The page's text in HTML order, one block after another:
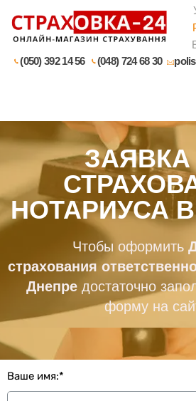
(050) 392 14 56 (048) 724 68 30
ЗАЯВКА
НОТАРИУСА
Чтобы оформить
страхования
Днепре достаточно
форму на
Ваше имя:*